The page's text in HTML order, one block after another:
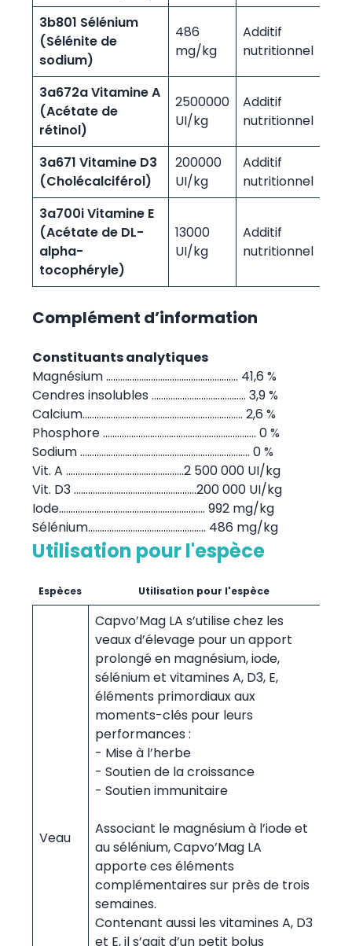
3b801 Sélénium
(Sélénite de
sodium)
486
mg/kg
Additif
nutritionnel
3a672a Vitamine A
(Acétate de
rétinol)
2500000
UI/kg
Additif
nutritionnel
3a671 Vitamine D3
(Cholécalciférol)
200000
UI/kg
Additif
nutritionnel
3a700i Vitamine E
(Acétate de DL-
alpha-
tocophéryle)
13000
UI/kg
Additif
nutritionnel
Complément d’information
Constituants analytiques
Magnésium .........…………………………….............. 41,6 %
Cendres insolubles ...........……………………….. 3,9 %
Calcium.......................…………………………………...... 2,6 %
Phosphore ........………………………………..................... 0 %
Sodium .................…………………………………................ 0 %
Vit. A ............…………..………………......2 500 000 UI/kg
Vit. D3 .............……………………………......200 000 UI/kg
Iode...............…………………………….............. 992 mg/kg
Sélénium.......…………………………............. 486 mg/kg
Utilisation pour l'espèce
Espèces Utilisation pour l'espèce
Veau
Capvo’Mag LA s’utilise chez les
veaux d’élevage pour un apport
prolongé en magnésium, iode,
sélénium et vitamines A, D3, E,
éléments primordiaux aux
moments-clés pour leurs
performances :
- Mise à l’herbe
- Soutien de la croissance
- Soutien immunitaire
Associant le magnésium à l’iode et
au sélénium, Capvo’Mag LA
apporte ces éléments
complémentaires sur près de trois
semaines.
Contenant aussi les vitamines A, D3
et E, il s’agit d’un petit bolus